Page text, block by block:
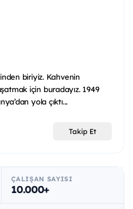
biriyiz. Kahvenin
için buradayız. 1949
yola çıktı...
Takip Et
ÇALIŞAN SAYISI
10.000+